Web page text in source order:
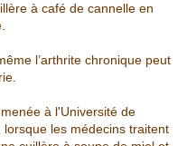
à café de cannelle en
l’arthrite chronique peut
à l'Université de
les médecins traitent